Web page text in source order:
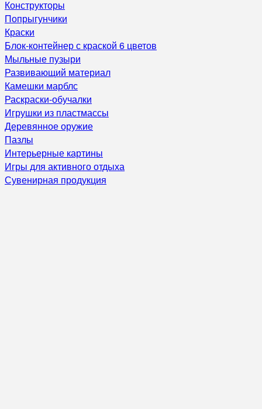
Конструкторы
Попрыгунчики
Краски
Блок-контейнер с краской 6 цветов
Мыльные пузыри
Развивающий материал
Камешки марблс
Раскраски-обучалки
Игрушки из пластмассы
Деревянное оружие
Пазлы
Интерьерные картины
Игры для активного отдыха
Сувенирная продукция